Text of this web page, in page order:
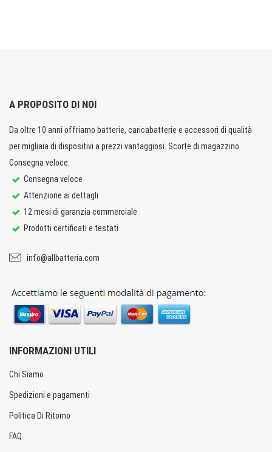
A PROPOSITO DI NOI
Da oltre 10 anni offriamo batterie, caricabatterie e accessori di qualità
per migliaia di dispositivi a prezzi vantaggiosi. Scorte di magazzino.
Consegna veloce.
Consegna veloce
Attenzione ai dettagli
12 mesi di garanzia commerciale
Prodotti certificati e testati
info@allbatteria.com
INFORMAZIONI UTILI
Chi Siamo
Spedizioni e pagamenti
Politica Di Ritorno
FAQ